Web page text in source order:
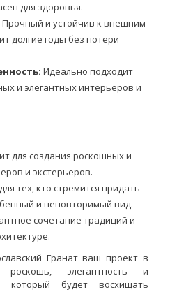
для здоровья.
Прочный и устойчив к внешним
долгие годы без потери
Идеально подходит
и элегантных интерьеров и
для создания роскошных и
и экстерьеров.
тех, кто стремится придать
и неповторимый вид.
сочетание традиций и
Гранат ваш проект в
роскошь, элегантность и
который будет восхищать